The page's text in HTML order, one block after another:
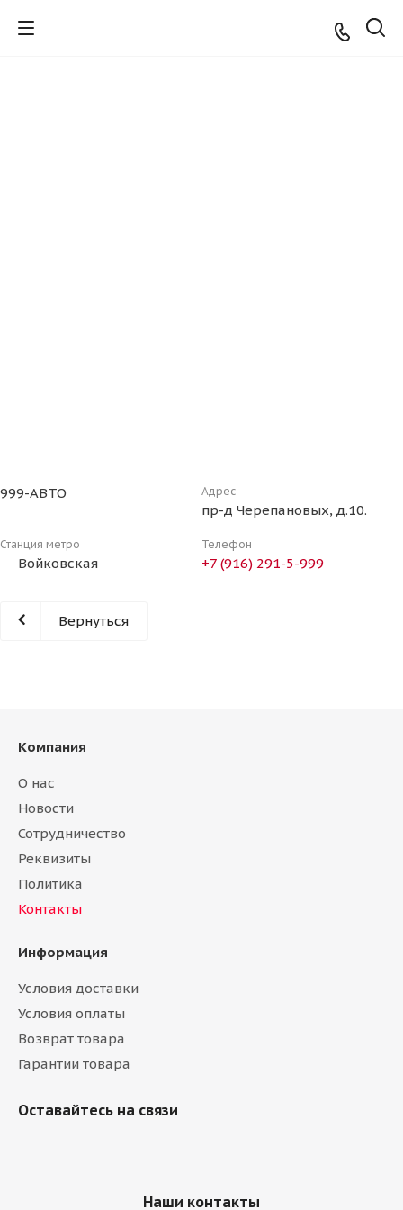
999-АВТО Адрес
пр-д Черепановых, д.10.
Станция метро
Войковская
Телефон
+7 (916) 291-5-999
Вернуться
Компания
О нас
Новости
Сотрудничество
Реквизиты
Политика
Контакты
Информация
Условия доставки
Условия оплаты
Возврат товара
Гарантии товара
Оставайтесь на связи
Наши контакты